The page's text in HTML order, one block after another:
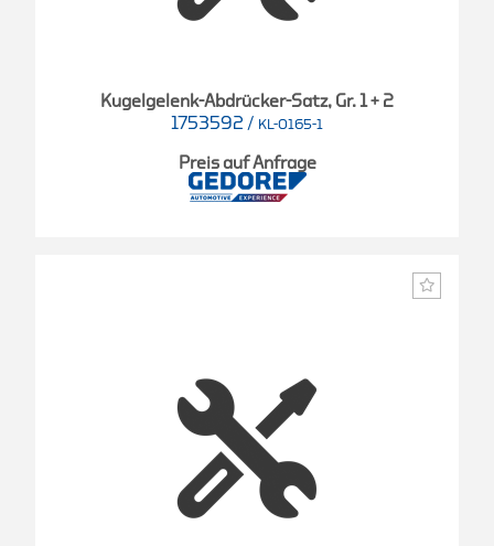
Kugelgelenk-Abdrücker-Satz, Gr. 1 + 2
1753592 / KL-0165-1
Preis auf Anfrage